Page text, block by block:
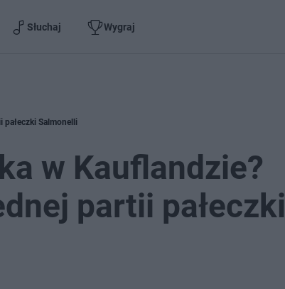
Słuchaj Wygraj
pałeczki Salmonelli
w Kauflandzie?
partii pałeczki